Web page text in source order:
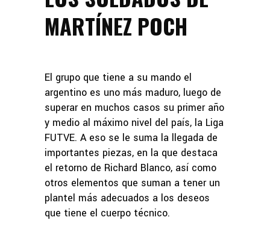
MARTÍNEZ POCH
El grupo que tiene a su mando el
argentino es uno más maduro, luego de
superar en muchos casos su primer año
y medio al máximo nivel del país, la Liga
FUTVE. A eso se le suma la llegada de
importantes piezas, en la que destaca
el retorno de Richard Blanco, así como
otros elementos que suman a tener un
plantel más adecuados a los deseos
que tiene el cuerpo técnico.